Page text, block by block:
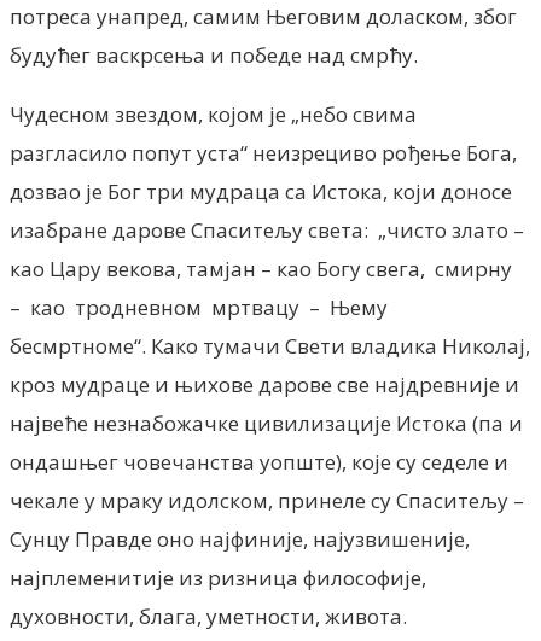
потреса унапред, самим Његовим доласком, због
будућег васкрсења и победе над смрћу.
Чудесном звездом, којом је „небо свима
разгласило попут уста“ неизрециво рођење Бога,
дозвао је Бог три мудраца са Истока, који доносе
изабране дарове Спаситељу света: „чисто злато –
као Цару векова, тамјан – као Богу свега, смирну
– као тродневном мртвацу – Њему
бесмртноме“. Како тумачи Свети владика Николај,
кроз мудраце и њихове дарове све најдревније и
највеће незнабожачке цивилизације Истока (па и
ондашњег човечанства уопште), које су седеле и
чекале у мраку идолском, принеле су Спаситељу –
Сунцу Правде оно најфиније, најузвишеније,
најплеменитије из ризница философије,
духовности, блага, уметности, живота.